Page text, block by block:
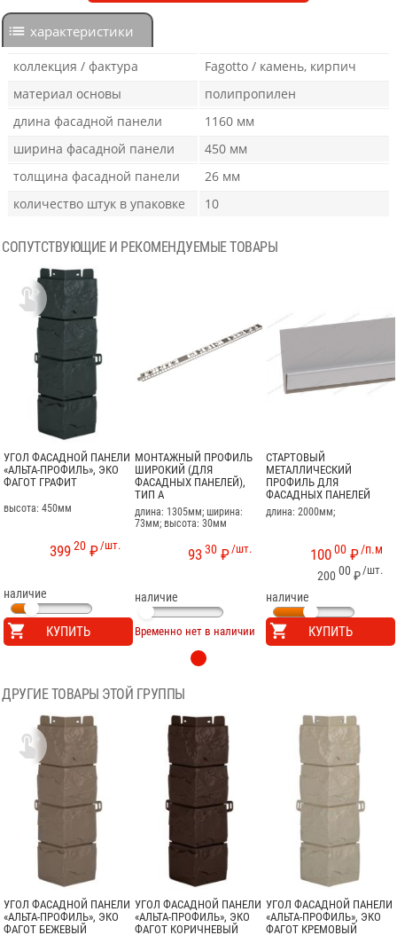
характеристики
коллекция / фактура
Fagotto / камень, кирпич
материал основы
полипропилен
длина фасадной панели
1160 мм
ширина фасадной панели
450 мм
толщина фасадной панели
26 мм
количество штук в упаковке
10
СОПУТСТВУЮЩИЕ И РЕКОМЕНДУЕМЫЕ ТОВАРЫ
УГОЛ ФАСАДНОЙ ПАНЕЛИ
«АЛЬТА-ПРОФИЛЬ», ЭКО
ФАГОТ ГРАФИТ
высота: 450мм
/шт.
39920 ₽
наличие
КУПИТЬ
МОНТАЖНЫЙ ПРОФИЛЬ
ШИРОКИЙ (ДЛЯ
ФАСАДНЫХ ПАНЕЛЕЙ),
ТИП A
длина: 1305мм; ширина:
73мм; высота: 30мм
/шт.
9330 ₽
наличие
Временно нет в наличии
СТАРТОВЫЙ
МЕТАЛЛИЧЕСКИЙ
ПРОФИЛЬ ДЛЯ
ФАСАДНЫХ ПАНЕЛЕЙ
длина: 2000мм;
/п.м
10000 ₽
/шт.
200 00 ₽
наличие
КУПИТЬ

ДРУГИЕ ТОВАРЫ ЭТОЙ ГРУППЫ
УГОЛ ФАСАДНОЙ ПАНЕЛИ
«АЛЬТА-ПРОФИЛЬ», ЭКО
ФАГОТ БЕЖЕВЫЙ
УГОЛ ФАСАДНОЙ ПАНЕЛИ
«АЛЬТА-ПРОФИЛЬ», ЭКО
ФАГОТ КОРИЧНЕВЫЙ
УГОЛ ФАСАДНОЙ ПАНЕЛИ
«АЛЬТА-ПРОФИЛЬ», ЭКО
ФАГОТ КРЕМОВЫЙ
